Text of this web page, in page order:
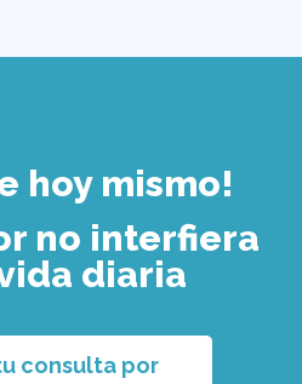
hoy mismo!
no interfiera
diaria
consulta por